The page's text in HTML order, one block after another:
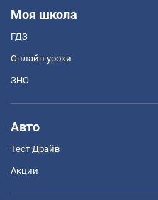
Моя школа
ГДЗ
Онлайн уроки
ЗНО
Авто
Тест Драйв
Акции